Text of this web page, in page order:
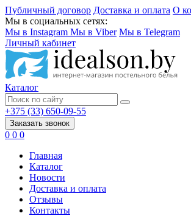
Публичный договор Доставка и оплата О
Мы в социальных сетях:
Мы в Instagram Мы в Viber Мы в Telegram
Личный кабинет
Каталог
+375 (33) 650-09-55
Заказать звонок
0 0 0
Главная
Каталог
Новости
Доставка и оплата
Отзывы
Контакты